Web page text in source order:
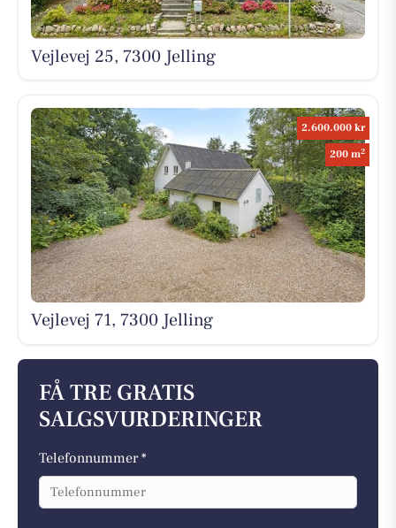
Vejlevej 25, 7300 Jelling
2.600.000 kr
200 m2
Vejlevej 71, 7300 Jelling
FÅ TRE GRATIS
SALGSVURDERINGER
Telefonnummer *